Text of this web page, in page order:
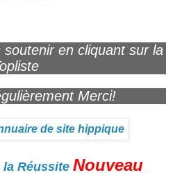
en cliquant sur la
Merci!
la Réussite Nouveau